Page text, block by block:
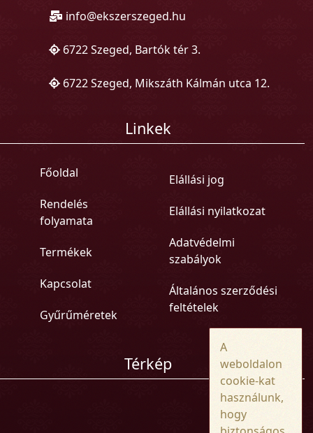
info@ekszerszeged.hu
6722 Szeged, Bartók tér 3.
6722 Szeged, Mikszáth Kálmán utca 12.
Linkek
Főoldal
Rendelés
folyamata
Termékek
Kapcsolat
Gyűrűméretek
Elállási jog
Elállási nyilatkozat
Adatvédelmi
szabályok
Általános szerződési
feltételek
Térkép
A
weboldalon
cookie-kat
használunk,
hogy